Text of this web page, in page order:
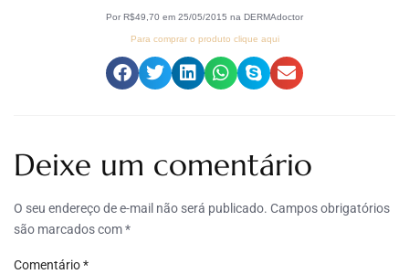
Por R$49,70 em 25/05/2015 na DERMAdoctor
Para comprar o produto clique aqui
Deixe um comentário
O seu endereço de e-mail não será publicado. Campos obrigatórios
são marcados com*
Comentário*